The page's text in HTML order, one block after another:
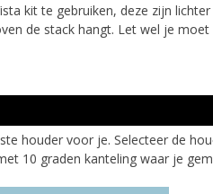
kit te gebruiken, deze zijn
de stack hangt. Let wel je
houder voor je. Selecteer de
10 graden kanteling waar je